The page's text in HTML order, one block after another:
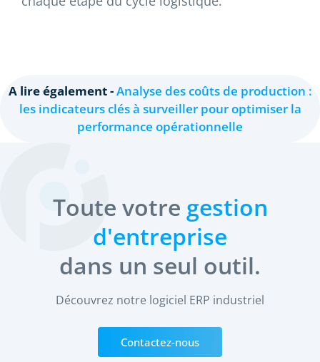
A lire également -Analyse des coûts de production :
les indicateurs clés à surveiller pour optimiser la
performance opérationnelle
Toute votre gestion
d'entreprise
dans un seul outil.
Découvrez notre logiciel ERP industriel
Contactez-nous